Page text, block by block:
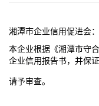
湘潭市企业信用促进会：
本企业根据《湘潭市守
企业信用报告书，并保
请予审查。